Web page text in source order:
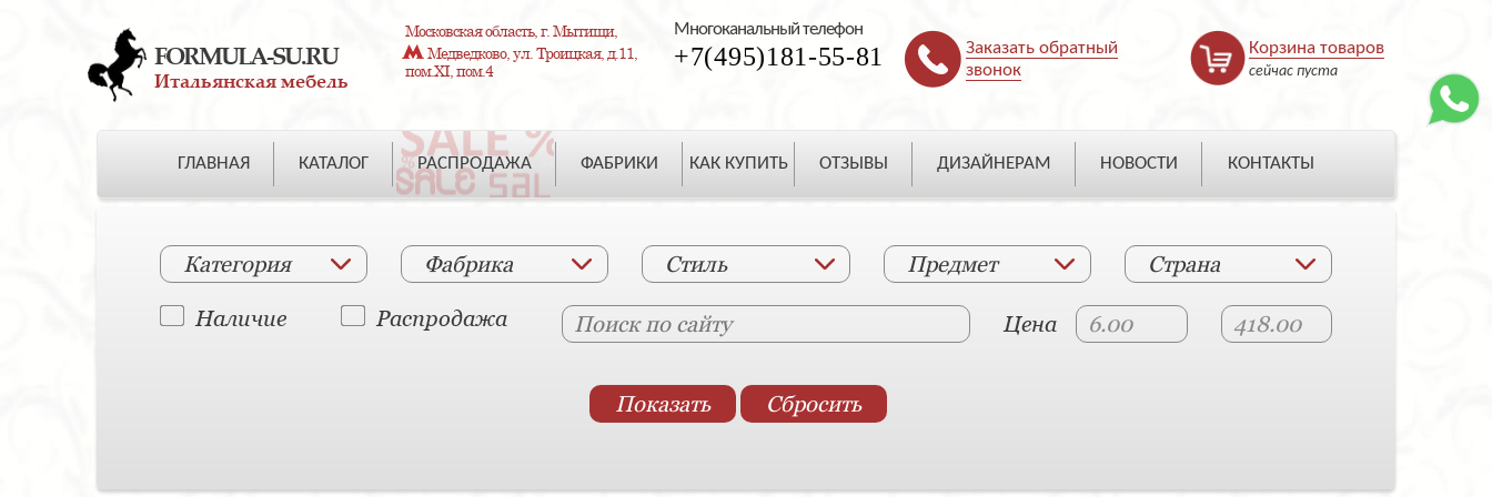
FORMULA-SU.RU
Итальянская мебель
Московская область, г. Мытищи,
Медведково, ул. Троицкая, д.11,
пом.XI, пом.4
Многоканальный телефон
+7(495)181-55-81
Заказать обратный
звонок
Корзина товаров
сейчас пуста
ГЛАВНАЯ КАТАЛОГ РАСПРОДАЖА ФАБРИКИ КАК КУПИТЬ ОТЗЫВЫ ДИЗАЙНЕРАМ НОВОСТИ КОНТАКТЫ
Категория Фабрика Стиль Предмет Страна
Наличие Распродажа Цена